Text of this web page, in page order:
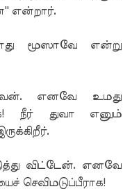
என்றார்.
மூஸாவே என்று
எனவே உமது
நீர் துவா எனும்
விட்டேன். எனவே
செவிமடுப்பீராக!